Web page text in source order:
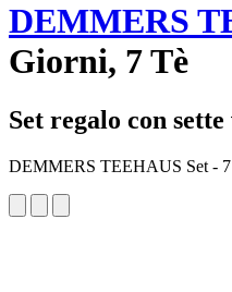
DEMMERS
Giorni, 7 Tè
Set regalo con
DEMMERS TEEHAUS Set -